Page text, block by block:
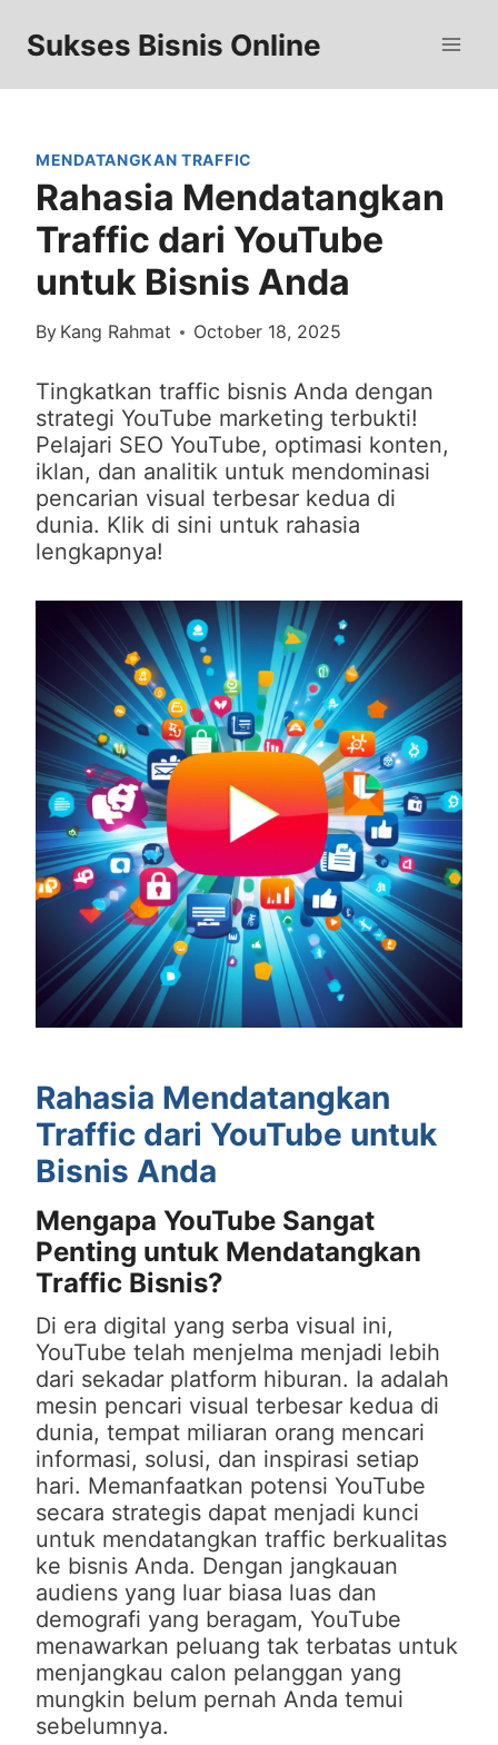
content
Sukses Bisnis Online
MENDATANGKAN TRAFFIC
Rahasia Mendatangkan
Traffic dari YouTube
untuk Bisnis Anda
By Kang Rahmat October 18, 2025
Tingkatkan traffic bisnis Anda dengan
strategi YouTube marketing terbukti!
Pelajari SEO YouTube, optimasi konten,
iklan, dan analitik untuk mendominasi
pencarian visual terbesar kedua di
dunia. Klik di sini untuk rahasia
lengkapnya!
Rahasia Mendatangkan
Traffic dari YouTube untuk
Bisnis Anda
Mengapa YouTube Sangat
Penting untuk Mendatangkan
Traffic Bisnis?
Di era digital yang serba visual ini,
YouTube telah menjelma menjadi lebih
dari sekadar platform hiburan. Ia adalah
mesin pencari visual terbesar kedua di
dunia, tempat miliaran orang mencari
informasi, solusi, dan inspirasi setiap
hari. Memanfaatkan potensi YouTube
secara strategis dapat menjadi kunci
untuk mendatangkan traffic berkualitas
ke bisnis Anda. Dengan jangkauan
audiens yang luar biasa luas dan
demografi yang beragam, YouTube
menawarkan peluang tak terbatas untuk
menjangkau calon pelanggan yang
mungkin belum pernah Anda temui
sebelumnya.